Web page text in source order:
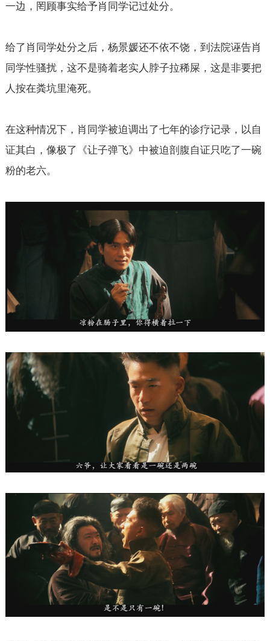
一边，罔顾事实给予肖同学记过处分。
给了肖同学处分之后，杨景媛还不依不饶，到法院诬告肖
同学性骚扰，这不是骑着老实人脖子拉稀屎，这是非要把
人按在粪坑里淹死。
在这种情况下，肖同学被迫调出了七年的诊疗记录，以自
证其白，像极了《让子弹飞》中被迫剖腹自证只吃了一碗
粉的老六。